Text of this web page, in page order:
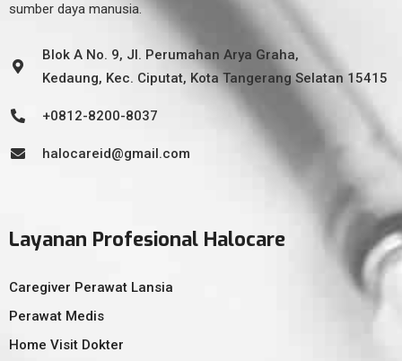
sumber daya manusia.
Blok A No. 9, Jl. Perumahan Arya Graha,
Kedaung, Kec. Ciputat, Kota Tangerang Selatan 15415
+0812-8200-8037
halocareid@gmail.com
Layanan Profesional Halocare
Caregiver Perawat Lansia
Perawat Medis
Home Visit Dokter